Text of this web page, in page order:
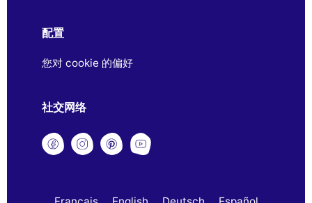
配置
您对 cookie 的偏好
社交网络